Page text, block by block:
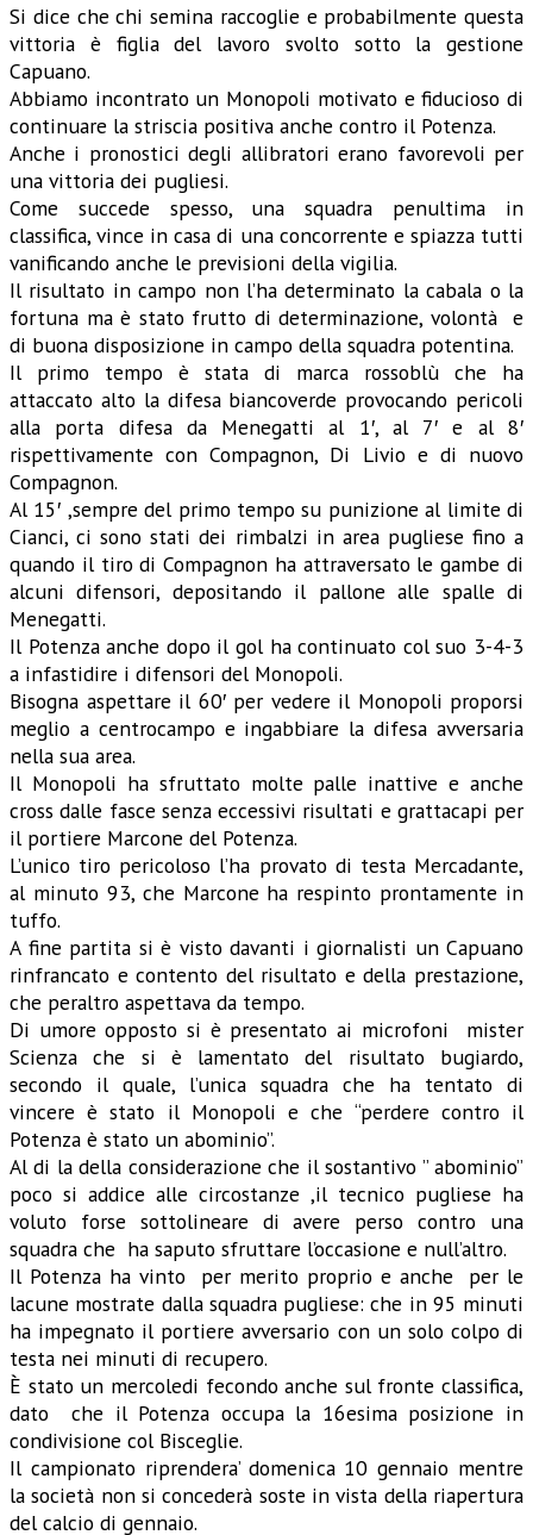
Si dice che chi semina raccoglie e probabilmente questa
vittoria è figlia del lavoro svolto sotto la gestione
Capuano.
Abbiamo incontrato un Monopoli motivato e fiducioso di
continuare la striscia positiva anche contro il Potenza.
Anche i pronostici degli allibratori erano favorevoli per
una vittoria dei pugliesi.
Come succede spesso, una squadra penultima in
classifica, vince in casa di una concorrente e spiazza tutti
vanificando anche le previsioni della vigilia.
Il risultato in campo non l’ha determinato la cabala o la
fortuna ma è stato frutto di determinazione, volontà e
di buona disposizione in campo della squadra potentina.
Il primo tempo è stata di marca rossoblù che ha
attaccato alto la difesa biancoverde provocando pericoli
alla porta difesa da Menegatti al 1′, al 7′ e al 8′
rispettivamente con Compagnon, Di Livio e di nuovo
Compagnon.
Al 15′ ,sempre del primo tempo su punizione al limite di
Cianci, ci sono stati dei rimbalzi in area pugliese fino a
quando il tiro di Compagnon ha attraversato le gambe di
alcuni difensori, depositando il pallone alle spalle di
Menegatti.
Il Potenza anche dopo il gol ha continuato col suo 3-4-3
a infastidire i difensori del Monopoli.
Bisogna aspettare il 60′ per vedere il Monopoli proporsi
meglio a centrocampo e ingabbiare la difesa avversaria
nella sua area.
Il Monopoli ha sfruttato molte palle inattive e anche
cross dalle fasce senza eccessivi risultati e grattacapi per
il portiere Marcone del Potenza.
L’unico tiro pericoloso l’ha provato di testa Mercadante,
al minuto 93, che Marcone ha respinto prontamente in
tuffo.
A fine partita si è visto davanti i giornalisti un Capuano
rinfrancato e contento del risultato e della prestazione,
che peraltro aspettava da tempo.
Di umore opposto si è presentato ai microfoni mister
Scienza che si è lamentato del risultato bugiardo,
secondo il quale, l’unica squadra che ha tentato di
vincere è stato il Monopoli e che “perdere contro il
Potenza è stato un abominio”.
Al di la della considerazione che il sostantivo ” abominio”
poco si addice alle circostanze ,il tecnico pugliese ha
voluto forse sottolineare di avere perso contro una
squadra che ha saputo sfruttare l’occasione e null’altro.
Il Potenza ha vinto per merito proprio e anche per le
lacune mostrate dalla squadra pugliese: che in 95 minuti
ha impegnato il portiere avversario con un solo colpo di
testa nei minuti di recupero.
È stato un mercoledi fecondo anche sul fronte classifica,
dato che il Potenza occupa la 16esima posizione in
condivisione col Bisceglie.
Il campionato riprendera’ domenica 10 gennaio mentre
la società non si concederà soste in vista della riapertura
del calcio di gennaio.